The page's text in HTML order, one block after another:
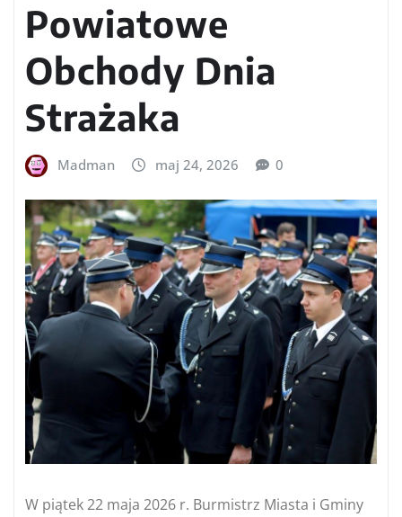
Powiatowe
Obchody Dnia
Strażaka
Madman maj 24, 2026 0
W piątek 22 maja 2026 r. Burmistrz Miasta i Gminy